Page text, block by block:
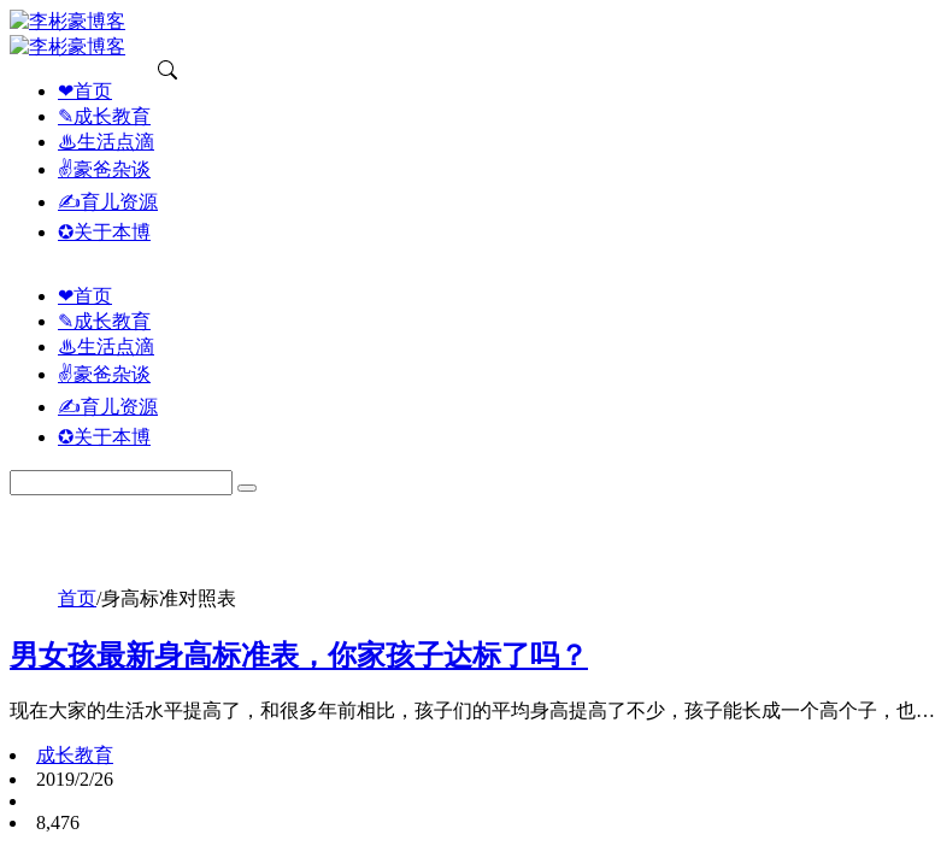
❤首页
✎成长教育
♨生活点滴
✌豪爸杂谈
✍育儿资源
✪关于本博
❤首页
✎成长教育
♨生活点滴
✌豪爸杂谈
✍育儿资源
✪关于本博
首页/身高标准对照表
男女孩最新身高标准表，你家孩子达标了吗？
现在大家的生活水平提高了，和很多年前相比，孩子们的平均身高提高了不少，孩子能长成一个高个子，也…
成长教育
2019/2/26
8,476